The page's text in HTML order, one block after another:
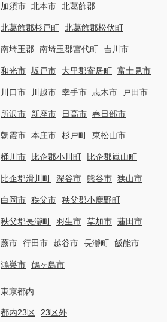
加須市 北本市 北葛飾郡
北葛飾郡杉戸町 北葛飾郡松伏町
南埼玉郡 南埼玉郡宮代町 吉川市
和光市 坂戸市 大里郡寄居町 富士見市
川口市 川越市 幸手市 志木市 戸田市
所沢市 新座市 日高市 春日部市
朝霞市 本庄市 杉戸町 東松山市
桶川市 比企郡小川町 比企郡嵐山町
比企郡滑川町 深谷市 熊谷市 狭山市
白岡市 秩父市 秩父郡小鹿野町
秩父郡長瀞町 羽生市 草加市 蓮田市
蕨市 行田市 越谷市 長瀞町 飯能市
鴻巣市 鶴ヶ島市
東京都内
都内23区 23区外